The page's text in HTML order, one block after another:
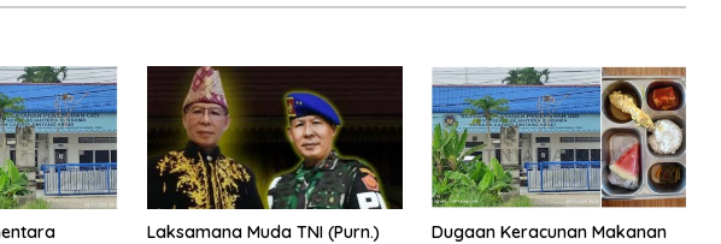
Laksamana Muda TNI (Purn.)
Dugaan Keracunan Makanan